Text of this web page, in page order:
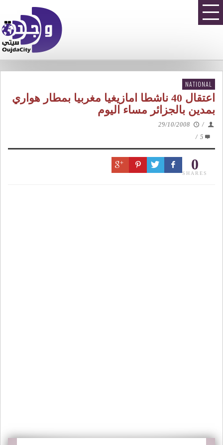
NATIONAL
اعتقال 40 ناشطا امازيغيا مغربيا بمطار هواري
بمدين بالجزائر مساء اليوم
/
29/10/2008
5
/
0
SHARES